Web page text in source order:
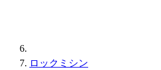
ロックミシン